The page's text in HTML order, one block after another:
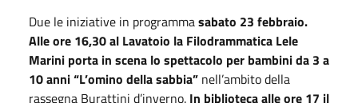
Due le iniziative in programmasabato 23 febbraio.
Alle ore 16,30 al Lavatoio la Filodrammatica Lele
Marini porta in scena lo spettacolo per bambini da 3 a
10 anni “L’omino della sabbia” nell’ambito della
rassegna Burattini d’inverno. In biblioteca alle ore 17 il